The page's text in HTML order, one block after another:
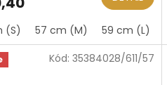
(S) 57 cm (M) 59 cm (L)
Kód: 35384028/611/57